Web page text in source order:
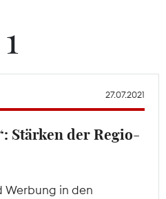
1
27.07.2021
Stärken der Regio-
in den